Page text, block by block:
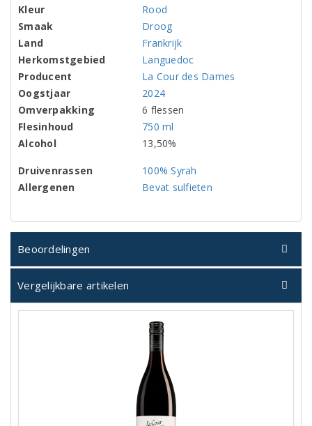
Kleur
Rood
Smaak
Droog
Land
Frankrijk
Herkomstgebied
Languedoc
Producent
La Cour des Dames
Oogstjaar
2024
Omverpakking
6 flessen
Flesinhoud
750 ml
Alcohol
13,50%
Druivenrassen
100% Syrah
Allergenen
Bevat sulfieten
Beoordelingen
Vergelijkbare artikelen